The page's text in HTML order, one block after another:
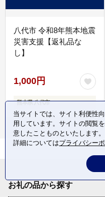
八代市 令和8年熊本地震
災害支援【返礼品な
し】
1,000円
熊本県 八代市
お礼の品から探す
当サイトでは、サイト利便性
用しています。サイトの閲覧
意したことものといたします。
詳細についてはプライバシー